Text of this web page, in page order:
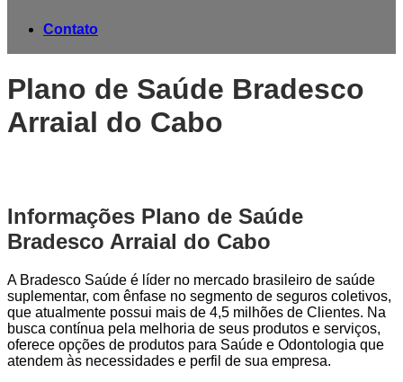
Contato
Plano de Saúde Bradesco
Arraial do Cabo
Informações Plano de Saúde
Bradesco Arraial do Cabo
A Bradesco Saúde é líder no mercado brasileiro de saúde
suplementar, com ênfase no segmento de seguros coletivos,
que atualmente possui mais de 4,5 milhões de Clientes. Na
busca contínua pela melhoria de seus produtos e serviços,
oferece opções de produtos para Saúde e Odontologia que
atendem às necessidades e perfil de sua empresa.